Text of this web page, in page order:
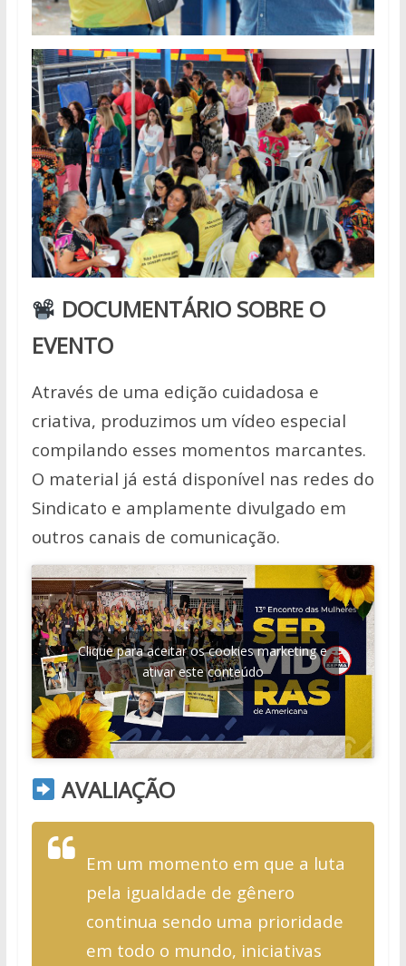
DOCUMENTÁRIO SOBRE O
EVENTO
Através de uma edição cuidadosa e
criativa, produzimos um vídeo especial
compilando esses momentos marcantes.
O material já está disponível nas redes do
Sindicato e amplamente divulgado em
outros canais de comunicação.
Clique para aceitar os cookies marketing e
ativar este conteúdo
AVALIAÇÃO
Em um momento em que a luta
pela igualdade de gênero
continua sendo uma prioridade
em todo o mundo, iniciativas